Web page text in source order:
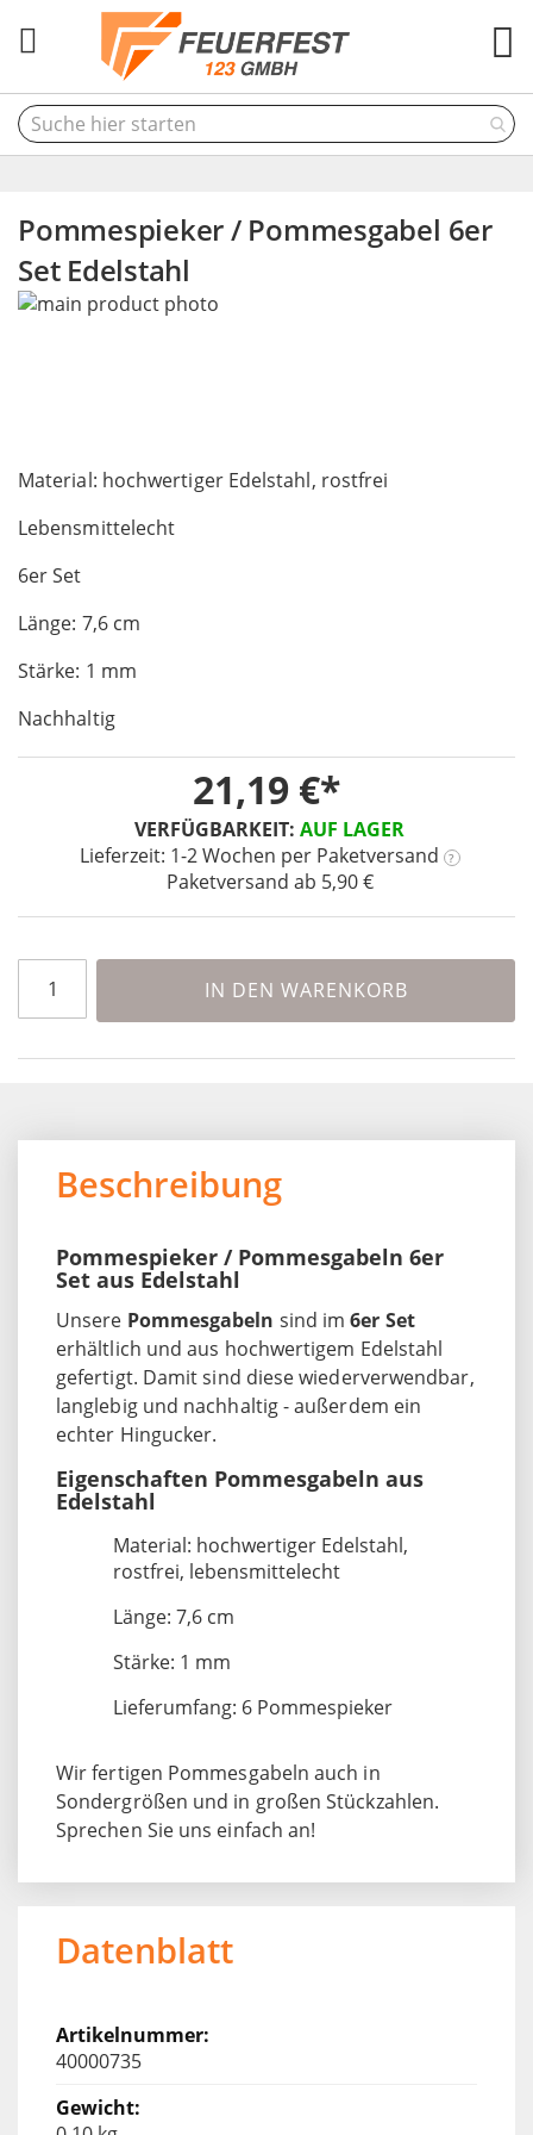
Pommespieker / Pommesgabel 6er
Set Edelstahl
Material: hochwertiger Edelstahl, rostfrei
Lebensmittelecht
6er Set
Länge: 7,6 cm
Stärke: 1 mm
Nachhaltig
VERFÜGBARKEIT: AUF LAGER
Lieferzeit: 1-2 Wochen per Paketversand ?
Paketversand ab 5,90 €
21,19 €
IN DEN WARENKORB
Skip
gallery
to
beginning
the
images
gallery
Beschreibung
Pommespieker / Pommesgabeln 6er
Set aus Edelstahl
Unsere Pommesgabeln sind im6er Set
erhältlich und aus hochwertigem Edelstahl
gefertigt. Damit sind diese wiederverwendbar,
langlebig und nachhaltig - außerdem ein
echter Hingucker.
Eigenschaften Pommesgabeln aus
Edelstahl
Material: hochwertiger Edelstahl,
rostfrei, lebensmittelecht
Länge: 7,6 cm
Stärke: 1 mm
Lieferumfang: 6 Pommespieker
Wir fertigen Pommesgabeln auch in
Sondergrößen und in großen Stückzahlen.
Sprechen Sie uns einfach an!
Datenblatt
40000735